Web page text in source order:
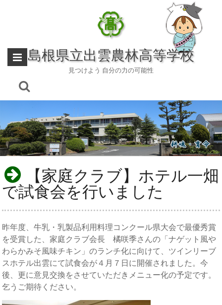
島根県立出雲農林高等学校
見つけよう 自分の力の可能性
【家庭クラブ】ホテル一畑
で試食会を行いました
昨年度、牛乳・乳製品利用料理コンクール県大会で最優秀賞
を受賞した、家庭クラブ会長 橘咲季さんの「ナゲット風や
わらかみそ風味チキン」のランチ化に向けて、ツインリーブ
スホテル出雲にて試食会が４月７日に開催されました。今
後、更に意見交換をさせていただきメニュー化の予定です。
乞うご期待ください。